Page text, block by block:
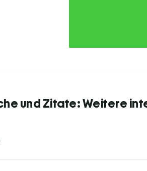
und Zitate: Weitere